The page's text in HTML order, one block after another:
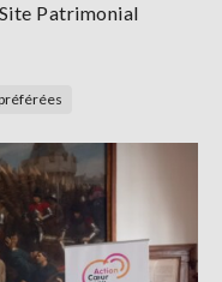
Patrimonial